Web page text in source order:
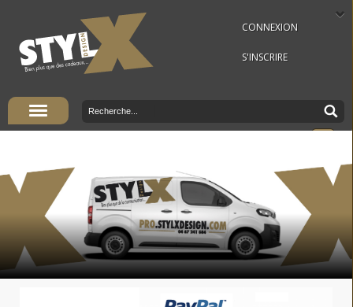
CONNEXION
S'INSCRIRE
Vous êtes ici :Accueil»Textile & casquette